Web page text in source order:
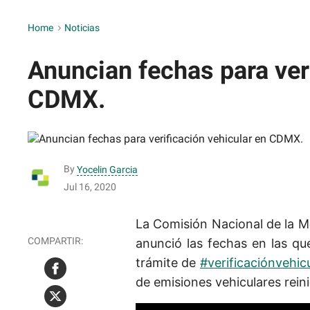
Home > Noticias
Anuncian fechas para
CDMX.
By Yocelin Garcia
Jul 16, 2020
La Comisión Nacional de la
anunció las fechas en las
trámite de
de emisiones vehiculares